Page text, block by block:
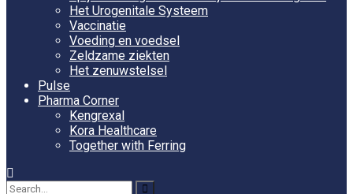
Het Urogenitale Systeem
Vaccinatie
Voeding en voedsel
Zeldzame ziekten
Het zenuwstelsel
Pulse
Pharma Corner
Kengrexal
Kora Healthcare
Together with Ferring